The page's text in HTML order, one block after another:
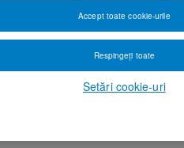
Setări cookie-uri
Respingeți toate
Accept toate cookie-urile